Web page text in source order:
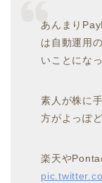
あんまり
は自動運用
いことにな
素人が株に
方がよっぽ
楽天や